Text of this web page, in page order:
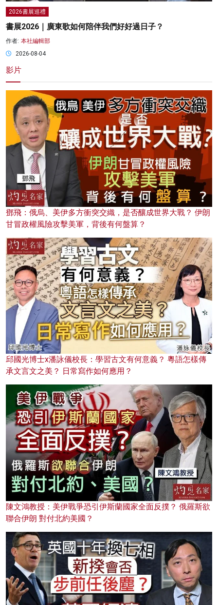
2026書展巡禮
書展2026｜廣東歌如何陪伴我們好好過日子？
作者: 本社編輯部
2026-08-04
影片
鄧飛：俄烏、美伊多方衝突交織，是否釀成世界大戰？ 伊朗
甘冒政權風險攻擊美軍，背後有何盤算？
邱國光博士x潘詠儀校長：學習古文有何意義？ 粵語怎樣傳
承文言文之美？ 日常寫作如何應用？
陳文鴻教授：美伊戰爭恐引伊斯蘭國家全面反撲？ 俄羅斯欲
聯合伊朗 對付北約美國？